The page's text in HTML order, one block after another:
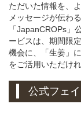
ただいた情報を、
メッセージが伝わ
「JapanCROPs」
ービスは、期間限
機会に、「生姜」
をご活用いただけ
公式フェ